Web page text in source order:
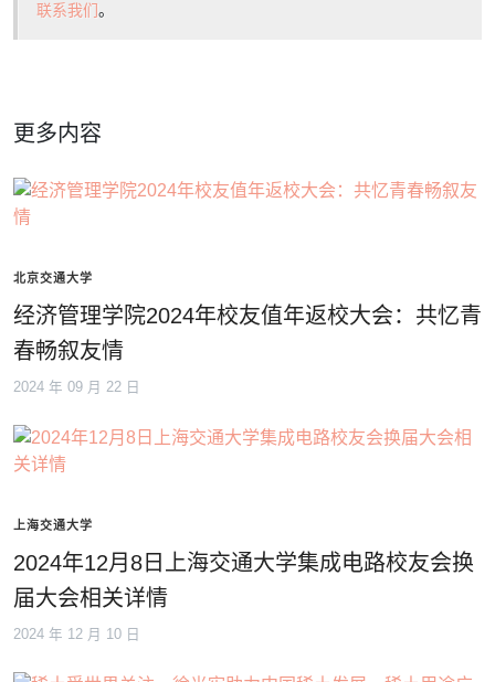
联系我们。
更多内容
北京交通大学
经济管理学院2024年校友值年返校大会：共忆青
春畅叙友情
2024 年 09 月 22 日
上海交通大学
2024年12月8日上海交通大学集成电路校友会换
届大会相关详情
2024 年 12 月 10 日